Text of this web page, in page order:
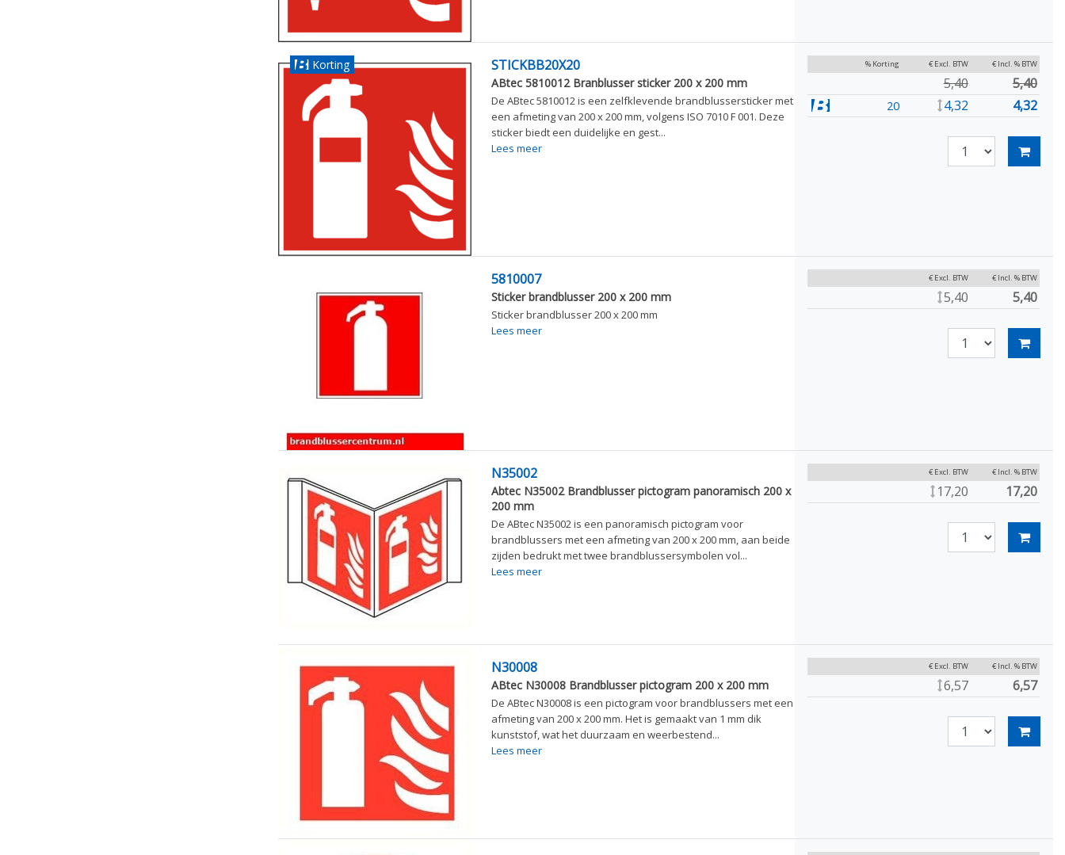
Korting STICKBB20X20
ABtec 5810012 Branblusser sticker 200 x 200 mm
De ABtec 5810012 is een zelfklevende brandblussersticker met
een afmeting van 200 x 200 mm, volgens ISO 7010 F 001. Deze
sticker biedt een duidelijke en gest...
Lees meer
% Korting € Excl. BTW € Incl. % BTW
5,40 5,40
20 4,32 4,32
5810007
Sticker brandblusser 200 x 200 mm
Sticker brandblusser 200 x 200 mm
Lees meer
€ Excl. BTW € Incl. % BTW
5,40 5,40
N35002
Abtec N35002 Brandblusser pictogram panoramisch 200 x
200 mm
De ABtec N35002 is een panoramisch pictogram voor
brandblussers met een afmeting van 200 x 200 mm, aan beide
zijden bedrukt met twee brandblussersymbolen vol...
Lees meer
€ Excl. BTW € Incl. % BTW
17,20 17,20
N30008
ABtec N30008 Brandblusser pictogram 200 x 200 mm
De ABtec N30008 is een pictogram voor brandblussers met een
afmeting van 200 x 200 mm. Het is gemaakt van 1 mm dik
kunststof, wat het duurzaam en weerbestend...
Lees meer
€ Excl. BTW € Incl. % BTW
6,57 6,57